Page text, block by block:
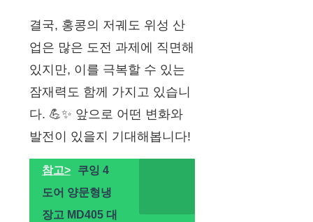
결국, 홍콩의 저궤도 위성 산
업은 많은 도전 과제에 직면해
있지만, 이를 극복할 수 있는
잠재력도 함께 가지고 있습니
다. 💪✨ 앞으로 어떤 변화와
발전이 있을지 기대해봅니다!
참고>
쿠잉 4
도어 양문형냉
장고 MD405 대